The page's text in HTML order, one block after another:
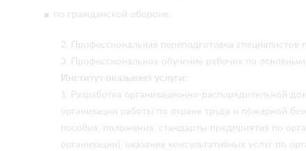
по гражданской обороне.
2. Профессиональная переподготовка
3. Профессиональное обучение рабочих по
Институт оказывает услуги:
1. Разработка организационно-распорядительной
организации работы по охране труда и пожарной
пособия, положения, стандарты предприятия по
организации), оказание консультативных услуг по